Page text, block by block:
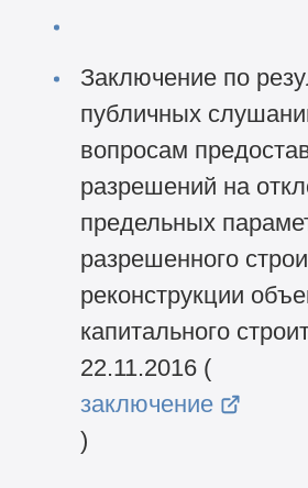
Заключение по
публичных
вопросам
разрешений на
предельных
разрешенного
реконструкции
капитального
22.11.2016 (
заключение
)